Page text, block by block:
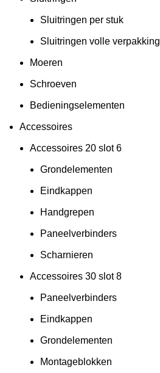
Sluitringen per stuk
Sluitringen volle verpakking
Moeren
Schroeven
Bedieningselementen
Accessoires
Accessoires 20 slot 6
Grondelementen
Eindkappen
Handgrepen
Paneelverbinders
Scharnieren
Accessoires 30 slot 8
Paneelverbinders
Eindkappen
Grondelementen
Montageblokken